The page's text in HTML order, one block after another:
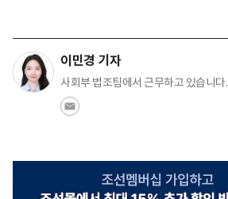
이민경 기자
사회부 법조팀에서 근무하고 있습니다.